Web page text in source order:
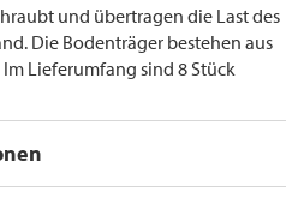
und übertragen die Last des
Die Bodenträger bestehen aus
Lieferumfang sind 8 Stück